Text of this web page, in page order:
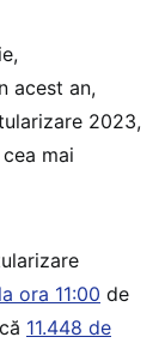
acest an,
2023,
mai
ora 11:00 de
11.448 de